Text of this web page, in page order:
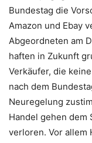
Bundestag die
Amazon und Ebay
Abgeordneten am
haften in Zukunft
Verkäufer, die
nach dem
Neuregelung
Handel gehen dem
verloren. Vor allem